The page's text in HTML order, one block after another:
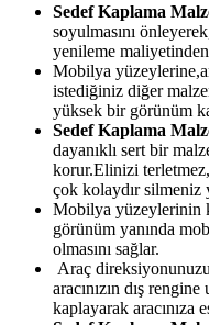
Sedef Kaplama
soyulmasını
yenileme
Mobilya
istediğiniz diğer
yüksek bir görünüm
Sedef Kaplama
dayanıklı sert bir
korur.Elinizi
çok kolaydır silmeniz
Mobilya yüzeylerinin
görünüm yanında
olmasını sağlar.
Araç
aracınızın dış
kaplayarak